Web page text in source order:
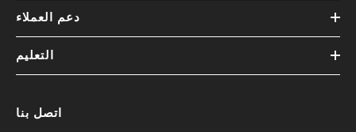
دعم العملاء
التعليم
اتصل بنا